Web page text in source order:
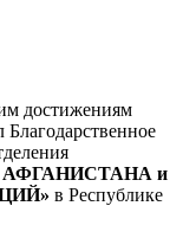
достижениям
и
в Республике